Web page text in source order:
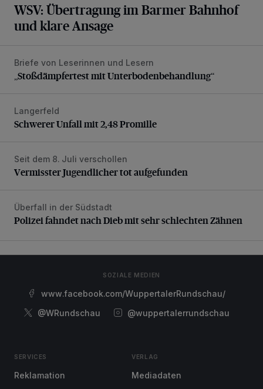
WSV: Übertragung im Barmer Bahnhof
und klare Ansage
„Stoßdämpfertest mit Unterbodenbehandlung“
Briefe von Leserinnen und Lesern
„Stoßdämpfertest mit Unterbodenbehandlung“
Schwerer Unfall mit 2,48 Promille
Langerfeld
Schwerer Unfall mit 2,48 Promille
Vermisster Jugendlicher tot aufgefunden
Seit dem 8. Juli verschollen
Vermisster Jugendlicher tot aufgefunden
Polizei fahndet nach Dieb mit sehr schlechten Zähnen
Überfall in der Südstadt
Polizei fahndet nach Dieb mit sehr schlechten Zähnen
SOZIALE MEDIEN
www.facebook.com/WuppertalerRundschau/
@WRundschau
@wuppertalerrundschau
SERVICES
Reklamation
VERLAG
Mediadaten